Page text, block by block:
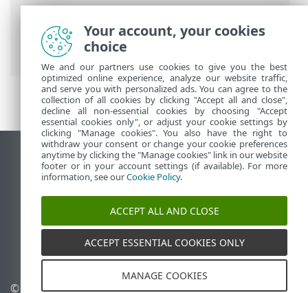
升級>資料庫伺服器備份/升級> 資料庫伺
服器升級
檢視桌面網站
End of Life
ESET 知識庫
ESET Status Portal
© 1992 - 2026 ESET, spol. s 管理 Cookie
Your account, your cookies
choice
We and our partners use cookies to give you the best
optimized online experience, analyze our website traffic,
and serve you with personalized ads. You can agree to the
collection of all cookies by clicking "Accept all and close",
decline all non-essential cookies by choosing "Accept
essential cookies only", or adjust your cookie settings by
clicking "Manage cookies". You also have the right to
withdraw your consent or change your cookie preferences
anytime by clicking the "Manage cookies" link in our website
footer or in your account settings (if available). For more
information, see ourCookie Policy.
ACCEPT ALL AND CLOSE
ACCEPT ESSENTIAL COOKIES ONLY
MANAGE COOKIES